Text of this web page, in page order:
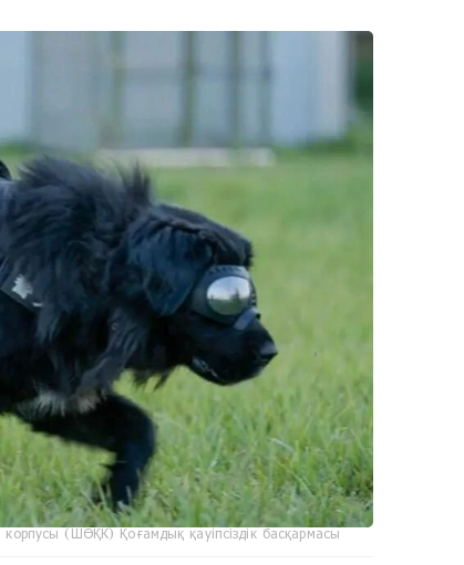
(ШӨҚК) Қоғамдық қауіпсіздік басқармасы